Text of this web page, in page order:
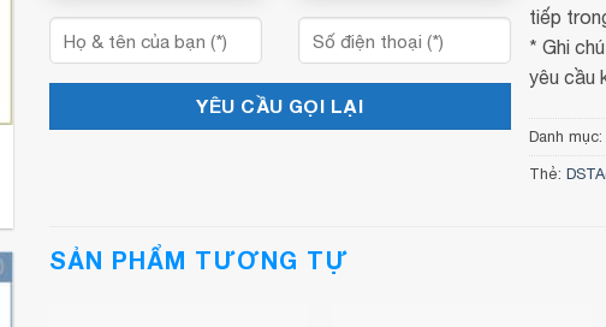
tiếp
* Ghi
yêu cầu
Danh mục:
Thẻ:
SẢN PHẨM TƯƠNG TỰ